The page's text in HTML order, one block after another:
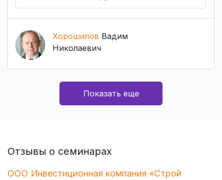
Хорошилов Вадим
Николаевич
Показать еще
Отзывы о семинарах
ООО Инвестиционная компания «Строй